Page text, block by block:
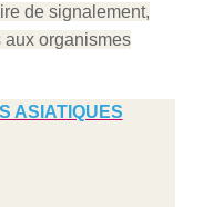
de signalement,
aux organismes
ASIATIQUES